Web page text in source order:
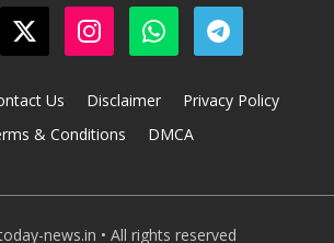
Us Disclaimer
Privacy Policy
& Conditions
DMCA
news.in • All rights reserved